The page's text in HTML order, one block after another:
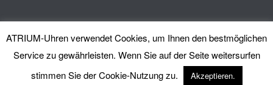
ATRIUM-Uhren verwendet Cookies, um Ihnen den bestmöglichen
Service zu gewährleisten. Wenn Sie auf der Seite weitersurfen
stimmen Sie der Cookie-Nutzung zu.
Akzeptieren.